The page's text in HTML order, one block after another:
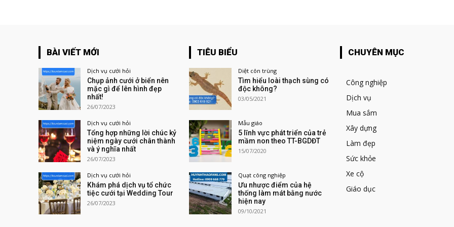
BÀI VIẾT MỚI
Dịch vụ cưới hỏi
Chụp ảnh cưới ở biển nên
mặc gì để lên hình đẹp
nhất!
26/07/2023
Dịch vụ cưới hỏi
Tổng hợp những lời chúc kỷ
niệm ngày cưới chân thành
và ý nghĩa nhất
26/07/2023
Dịch vụ cưới hỏi
Khám phá dịch vụ tổ chức
tiệc cưới tại Wedding Tour
26/07/2023
TIÊU BIỂU
Diệt côn trùng
Tìm hiểu loài thạch sùng có
độc không?
03/05/2021
Mẫu giáo
5 lĩnh vực phát triển của trẻ
mầm non theo TT-BGDĐT
15/07/2020
Quạt công nghiệp
Ưu nhược điểm của hệ
thống làm mát bằng nước
hiện nay
09/10/2021
CHUYÊN MỤC
Công nghiệp
Dịch vụ
Mua sắm
Xây dựng
Làm đẹp
Sức khỏe
Xe cộ
Giáo dục